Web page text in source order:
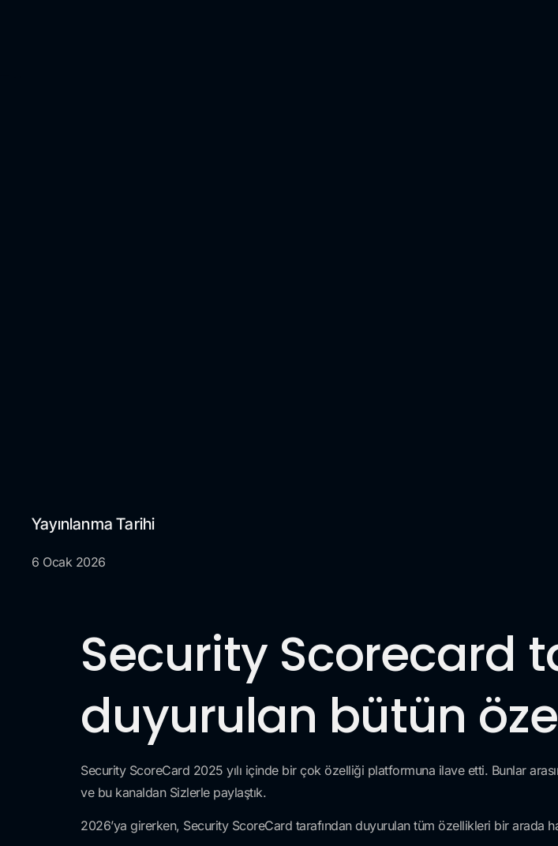
Yayınlanma Tarihi
6 Ocak 2026
Security Scorecard
duyurulan bütün
Security ScoreCard 2025 yılı içinde bir çok özelliği platformuna ilave etti. Bunlar
ve bu kanaldan Sizlerle paylaştık.
2026’ya girerken, Security ScoreCard tarafından duyurulan tüm özellikleri bir arada